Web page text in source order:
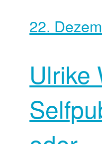
22.
Ulrike